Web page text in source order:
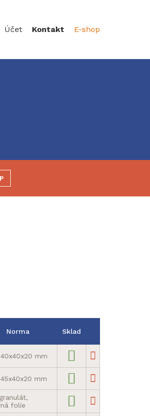
Účet Kontakt E-shop
Norma Sklad
40x40x20 mm
45x40x20 mm
folie